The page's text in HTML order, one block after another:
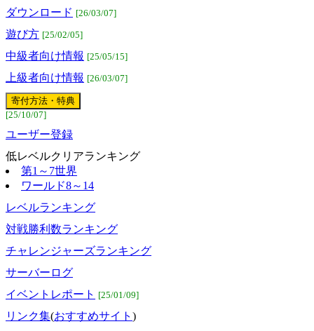
ダウンロード [26/03/07]
遊び方 [25/02/05]
中級者向け情報 [25/05/15]
上級者向け情報 [26/03/07]
[25/10/07]
ユーザー登録
低レベルクリアランキング
第1～7世界
ワールド8～14
レベルランキング
対戦勝利数ランキング
チャレンジャーズランキング
サーバーログ
イベントレポート [25/01/09]
リンク集(おすすめサイト )